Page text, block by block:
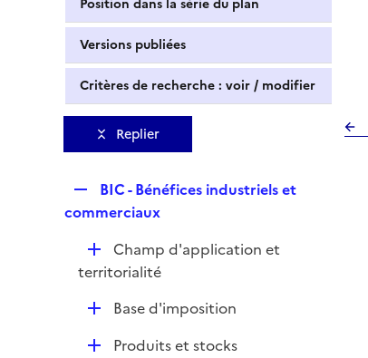
Position dans la série du plan
Versions publiées
Critères de recherche : voir / modifier
Replier
e
l
i
e
r
BIC - Bénéfices industriels et
commerciaux
D
é
Champ d'application et
territorialité
DBase d'imposition
DProduits et stocks